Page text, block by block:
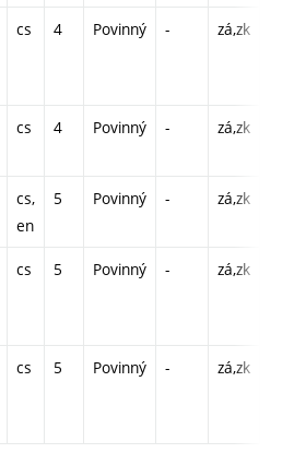
cs 4 Povinný - zá,zk
cs 4 Povinný - zá,zk
cs,
en
5 Povinný - zá,zk
cs 5 Povinný - zá,zk
cs 5 Povinný - zá,zk